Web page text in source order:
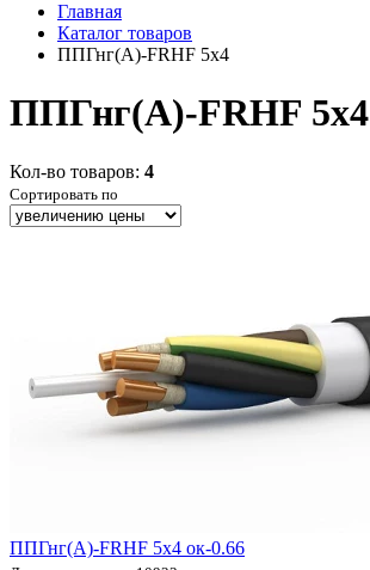
Главная
Каталог товаров
ППГнг(А)-FRHF 5x4
ППГнг(А)-FRHF 5x4
Кол-во товаров: 4
Сортировать по
ППГнг(А)-FRHF 5х4 ок-0.66